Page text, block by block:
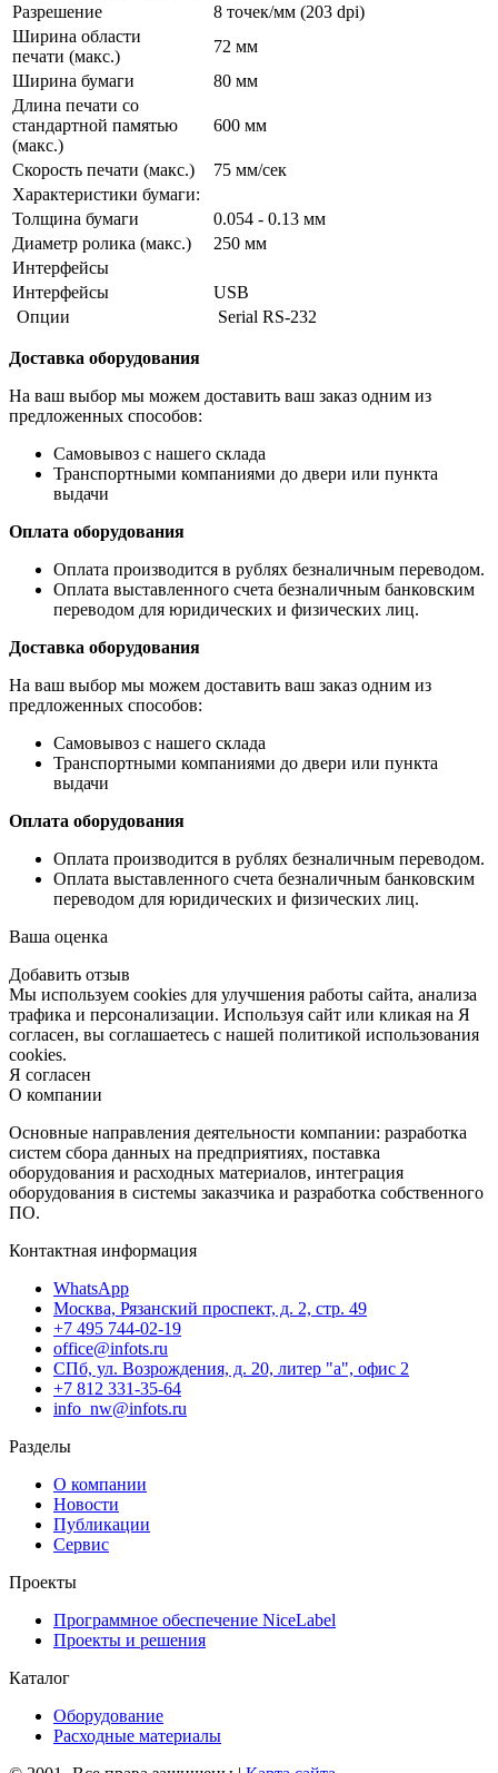
Разрешение
8 точек/мм (203 dpi)
Ширина области
печати (макс.)
72 мм
Ширина бумаги
80 мм
Длина печати со
стандартной памятью
(макс.)
600 мм
Скорость печати (макс.)
75 мм/сек
Характеристики бумаги:
Толщина бумаги
0.054 - 0.13 мм
Диаметр ролика (макс.)
250 мм
Интерфейсы
Интерфейсы
USB
Опции
Serial RS-232
Доставка оборудования
На ваш выбор мы можем доставить ваш заказ одним из
предложенных способов:
Самовывоз с нашего склада
Транспортными компаниями до двери или пункта
выдачи
Оплата оборудования
Оплата производится в рублях безналичным переводом.
Оплата выставленного счета безналичным банковским
переводом для юридических и физических лиц.
Доставка оборудования
На ваш выбор мы можем доставить ваш заказ одним из
предложенных способов:
Самовывоз с нашего склада
Транспортными компаниями до двери или пункта
выдачи
Оплата оборудования
Оплата производится в рублях безналичным переводом.
Оплата выставленного счета безналичным банковским
переводом для юридических и физических лиц.
Ваша оценка
Добавить отзыв
Мы используем cookies для улучшения работы сайта, анализа
трафика и персонализации. Используя сайт или кликая на Я
согласен, вы соглашаетесь с нашей политикой использования
cookies.
Я согласен
О компании
Основные направления деятельности компании: разработка
систем сбора данных на предприятиях, поставка
оборудования и расходных материалов, интеграция
оборудования в системы заказчика и разработка собственного
ПО.
Контактная информация
WhatsApp
Москва, Рязанский проспект, д. 2, стр. 49
+7 495 744-02-19
office@infots.ru
СПб, ул. Возрождения, д. 20, литер "a", офис 2
+7 812 331-35-64
info_nw@infots.ru
Разделы
О компании
Новости
Публикации
Сервис
Проекты
Программное обеспечение NiceLabel
Проекты и решения
Каталог
Оборудование
Расходные материалы